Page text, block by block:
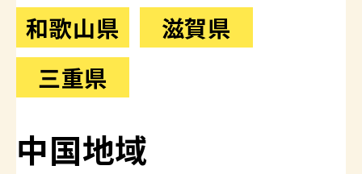
和歌山県
滋賀県
三重県
中国地域